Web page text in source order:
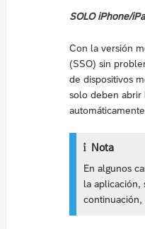
SOLO iPhone/
Con la versión
(SSO) sin
de dispositivos
solo deben abrir
Nota
En algunos
la aplicación,
continuación,